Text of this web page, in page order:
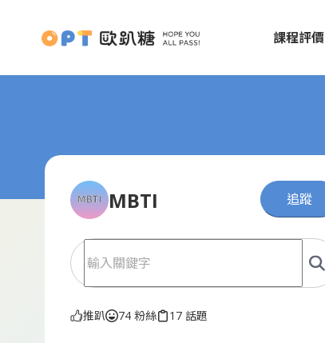
課程評價
MBTI 追蹤
推趴 74 粉絲 17 話題